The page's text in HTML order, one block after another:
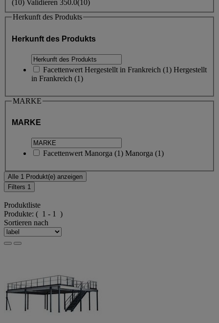
(10) Validieren 350.0(10)
Herkunft des Produkts
Herkunft des Produkts
Facettenwert Hergestellt in Frankreich (1) Hergestellt
in Frankreich (1)
MARKE
MARKE
Facettenwert Manorga (1) Manorga (1)
Alle 1 Produkt(e) anzeigen
Filters 1
Produktliste
Produkte: ( 1 - 1 )
Sortieren nach